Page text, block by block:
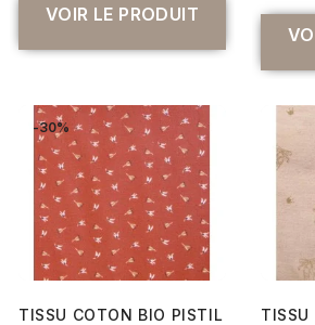
VOIR LE PRODUIT
-30%
TISSU COTON BIO PISTIL FLEURSTISSU